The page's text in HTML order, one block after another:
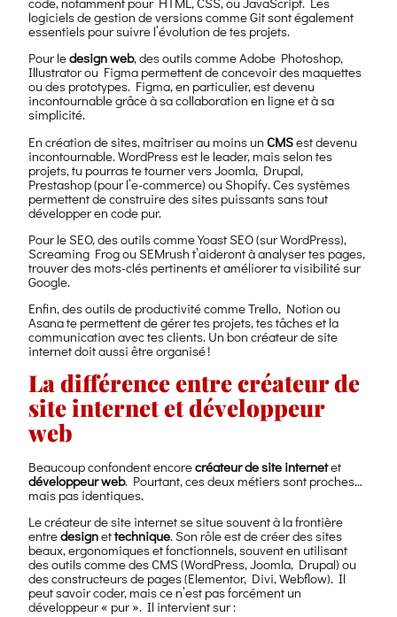
logiciels de gestion de versions comme Git sont également
essentiels pour suivre l’évolution de tes projets.
Pour ledesign web, des outils comme Adobe Photoshop,
Illustrator ou Figma permettent de concevoir des maquettes
ou des prototypes. Figma, en particulier, est devenu
incontournable grâce à sa collaboration en ligne et à sa
simplicité.
En création de sites, maîtriser au moins unCMSest devenu
incontournable. WordPress est le leader, mais selon tes
projets, tu pourras te tourner vers Joomla, Drupal,
Prestashop (pour l’e-commerce) ou Shopify. Ces systèmes
permettent de construire des sites puissants sans tout
développer en code pur.
Pour le SEO, des outils comme Yoast SEO (sur WordPress),
Screaming Frog ou SEMrush t’aideront à analyser tes pages,
trouver des mots-clés pertinents et améliorer ta visibilité sur
Google.
Enfin, des outils de productivité comme Trello, Notion ou
Asana te permettent de gérer tes projets, tes tâches et la
communication avec tes clients. Un bon créateur de site
internet doit aussi être organisé !
La différence entre créateur de
site internet et développeur
web
Beaucoup confondent encorecréateur de site internetet
développeur web. Pourtant, ces deux métiers sont proches…
mais pas identiques.
Le créateur de site internet se situe souvent à la frontière
entredesignettechnique. Son rôle est de créer des sites
beaux, ergonomiques et fonctionnels, souvent en utilisant
des outils comme des CMS (WordPress, Joomla, Drupal) ou
des constructeurs de pages (Elementor, Divi, Webflow). Il
peut savoir coder, mais ce n’est pas forcément un
développeur « pur ». Il intervient sur :